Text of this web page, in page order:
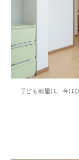
子ども部屋は、今は